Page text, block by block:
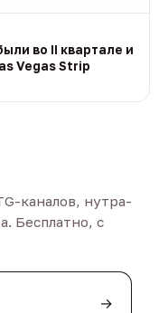
во II квартале и
Vegas Strip
каналов, нутра-
Бесплатно, с
→